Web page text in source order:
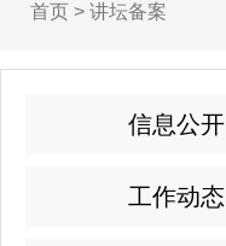
首页 > 讲坛备案
信息公开
工作动态